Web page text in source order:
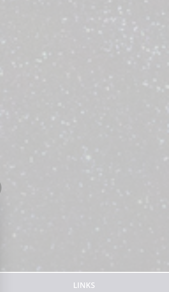
LINKS